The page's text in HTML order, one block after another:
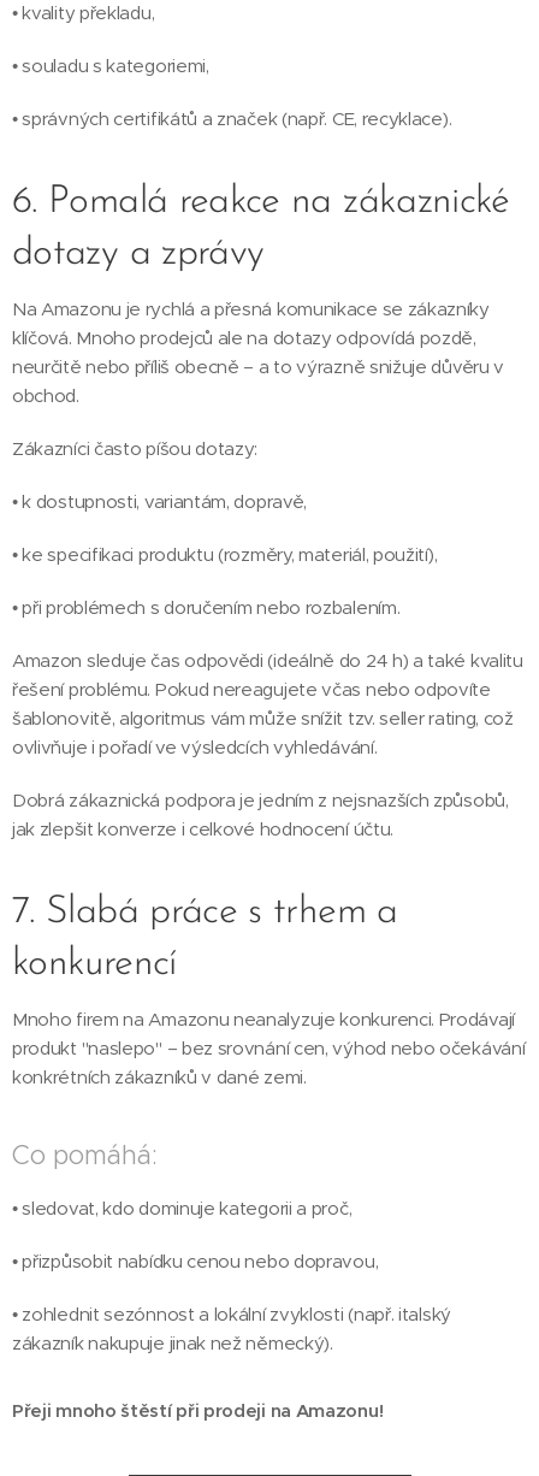
• kvality překladu,
• souladu s kategoriemi,
• správných certifikátů a značek (např. CE, recyklace).
6. Pomalá reakce na zákaznické
dotazy a zprávy
Na Amazonu je rychlá a přesná komunikace se zákazníky
klíčová. Mnoho prodejců ale na dotazy odpovídá pozdě,
neurčitě nebo příliš obecně – a to výrazně snižuje důvěru v
obchod.
Zákazníci často píšou dotazy:
• k dostupnosti, variantám, dopravě,
• ke specifikaci produktu (rozměry, materiál, použití),
• při problémech s doručením nebo rozbalením.
Amazon sleduje čas odpovědi (ideálně do 24 h) a také kvalitu
řešení problému. Pokud nereagujete včas nebo odpovíte
šablonovitě, algoritmus vám může snížit tzv. seller rating, což
ovlivňuje i pořadí ve výsledcích vyhledávání.
Dobrá zákaznická podpora je jedním z nejsnazších způsobů,
jak zlepšit konverze i celkové hodnocení účtu.
7. Slabá práce s trhem a
konkurencí
Mnoho firem na Amazonu neanalyzuje konkurenci. Prodávají
produkt "naslepo" – bez srovnání cen, výhod nebo očekávání
konkrétních zákazníků v dané zemi.
Co pomáhá:
• sledovat, kdo dominuje kategorii a proč,
• přizpůsobit nabídku cenou nebo dopravou,
• zohlednit sezónnost a lokální zvyklosti (např. italský
zákazník nakupuje jinak než německý).
Přeji mnoho štěstí při prodeji na Amazonu!